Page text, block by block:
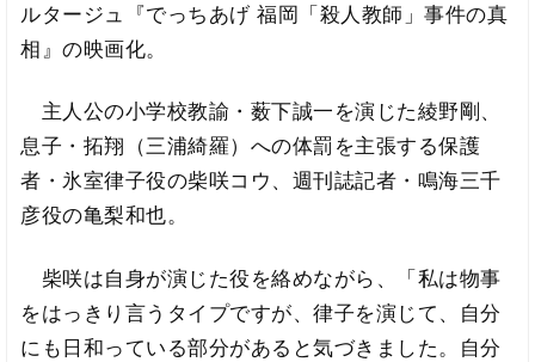
ルタージュ『でっちあげ 福岡「殺人教師」事件の真
相』の映画化。
主人公の小学校教諭・薮下誠一を演じた綾野剛、
息子・拓翔（三浦綺羅）への体罰を主張する保護
者・氷室律子役の柴咲コウ、週刊誌記者・鳴海三千
彦役の亀梨和也。
柴咲は自身が演じた役を絡めながら、「私は物事
をはっきり言うタイプですが、律子を演じて、自分
にも日和っている部分があると気づきました。自分